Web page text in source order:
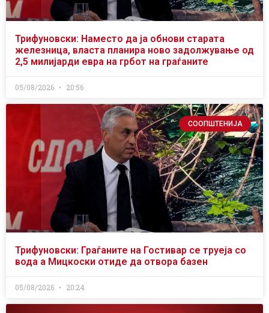
Трифуновски: Наместо да ја обнови старата
железница, власта планира ново задолжување од
2,5 милијарди евра на грбот на граѓаните
05/08/2026 20:56
СООПШТЕНИЈА
Трифуновски: Граѓаните на Гостивар се труеја со
вода а Мицкоски отиде да отвора базен
05/08/2026 20:24